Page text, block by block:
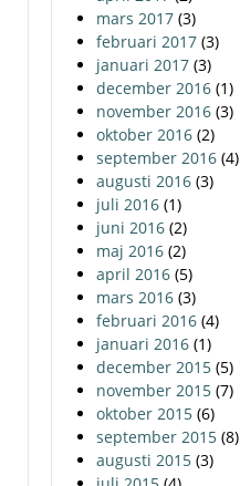
mars 2017 (3)
februari 2017 (3)
januari 2017 (3)
december 2016 (1)
november 2016 (3)
oktober 2016 (2)
september 2016 (4)
augusti 2016 (3)
juli 2016 (1)
juni 2016 (2)
maj 2016 (2)
april 2016 (5)
mars 2016 (3)
februari 2016 (4)
januari 2016 (1)
december 2015 (5)
november 2015 (7)
oktober 2015 (6)
september 2015 (8)
augusti 2015 (3)